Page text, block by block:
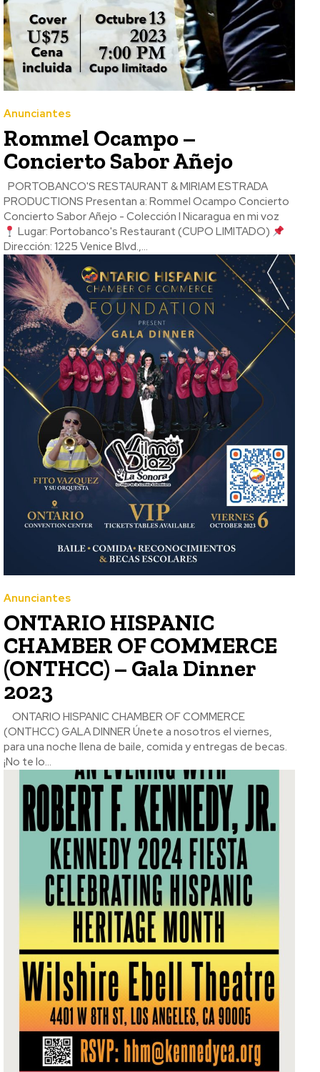
Anunciantes
Rommel Ocampo –
Concierto Sabor Añejo
PORTOBANCO'S RESTAURANT & MIRIAM ESTRADA
PRODUCTIONS Presentan a: Rommel Ocampo Concierto
Concierto Sabor Añejo - Colección I Nicaragua en mi voz
Lugar: Portobanco's Restaurant (CUPO LIMITADO)
Dirección: 1225 Venice Blvd.,...
Anunciantes
ONTARIO HISPANIC
CHAMBER OF COMMERCE
(ONTHCC) – Gala Dinner
2023
(ONTHCC) GALA DINNER Únete a nosotros el viernes,
para una noche llena de baile, comida y entregas de becas.
¡No te lo...